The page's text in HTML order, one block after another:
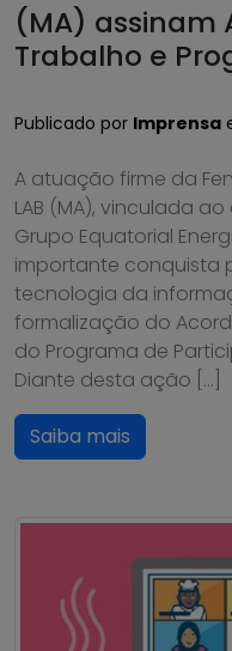
(MA) assinam
Trabalho e
Publicado por Imprensa
A atuação firme da
LAB (MA), vinculada
Grupo Equatorial
importante conquista
tecnologia da
formalização do
do Programa de
Diante desta ação […]
Saiba mais